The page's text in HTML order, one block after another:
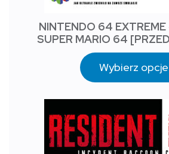
NINTENDO 64
SUPER MARIO 64
Wybierz opcje